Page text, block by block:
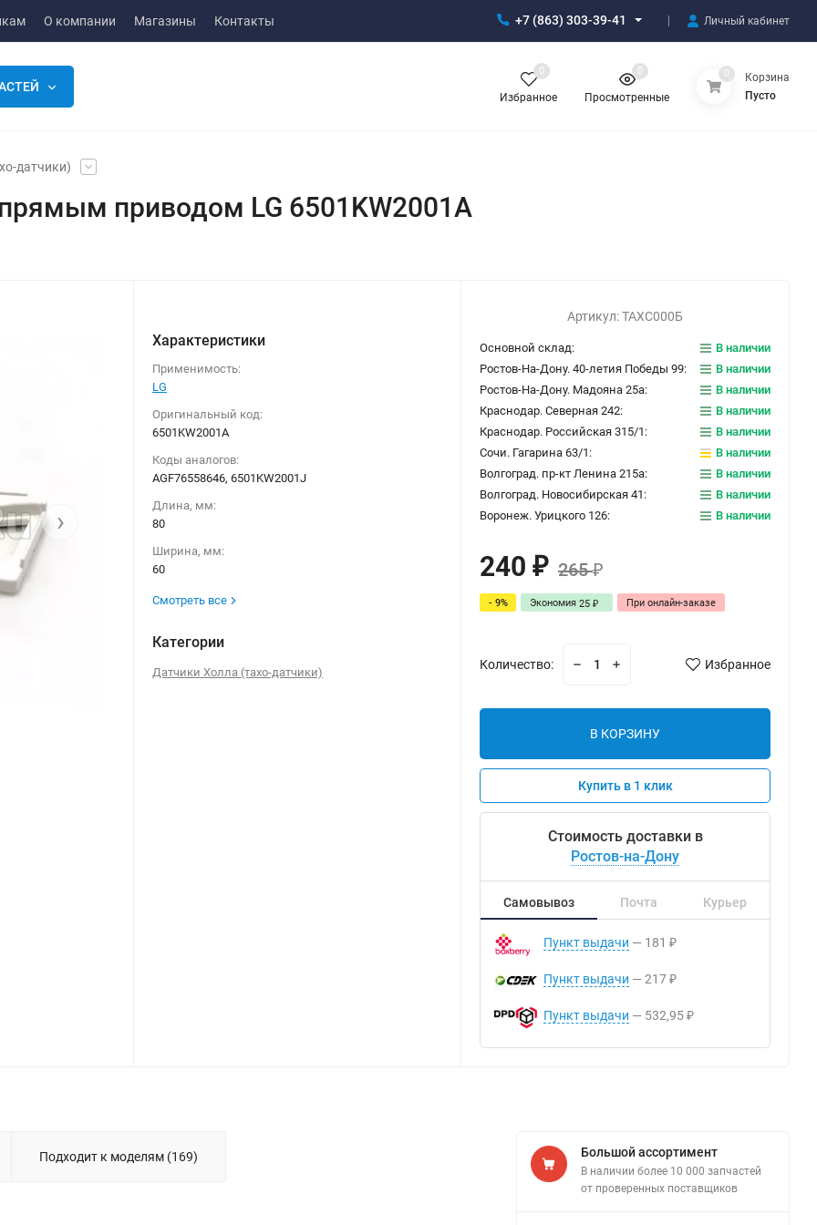
О компании Магазины Контакты +7 (863) 303-39-41 Личный кабинет
Избранное
0
Просмотренные
0 0
Корзина
Пусто
датчики)
приводом LG 6501KW2001A
›
Характеристики
Применимость:
LG
Оригинальный код:
6501KW2001A
Коды аналогов:
AGF76558646, 6501KW2001J
Длина, мм:
80
Ширина, мм:
60
Смотреть все
Категории
Датчики Холла (тахо-датчики)
Артикул:ТАХС000Б
Основной склад:
В наличии
Ростов-На-Дону. 40-летия Победы 99:
В наличии
Ростов-На-Дону. Мадояна 25а:
В наличии
Краснодар. Северная 242:
В наличии
Краснодар. Российская 315/1:
В наличии
Сочи. Гагарина 63/1:
В наличии
Волгоград. пр-кт Ленина 215а:
В наличии
Волгоград. Новосибирская 41:
В наличии
Воронеж. Урицкого 126:
В наличии
240₽ 265₽
- 9% Экономия25₽ При онлайн-заказе
Количество: Избранное
В КОРЗИНУ
Купить в 1 клик
Стоимость доставки в
Ростов-на-Дону
Самовывоз Почта Курьер
Пункт выдачи 181 ₽
Пункт выдачи 217 ₽
Пункт выдачи 532,95 ₽
Подходит к моделям (169) Большой ассортимент
В наличии более 10 000 запчастей
от проверенных поставщиков